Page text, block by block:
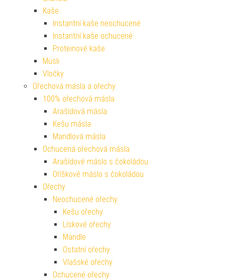
Kaše
Instantní kaše neochucené
Instantní kaše ochucené
Proteinové kaše
Müsli
Vločky
Ořechová másla a ořechy
100% ořechová másla
Arašídová másla
Kešu másla
Mandlová másla
Ochucená ořechová másla
Arašídové máslo s čokoládou
Oříškové máslo s čokoládou
Ořechy
Neochucené ořechy
Kešu ořechy
Lískové ořechy
Mandle
Ostatní ořechy
Vlašské ořechy
Ochucené ořechy